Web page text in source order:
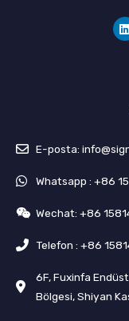
k
e
E-posta:
Whatsapp : +86
Wechat: +86
Telefon : +86
6F, Fuxinfa
Bölgesi, Shiyan